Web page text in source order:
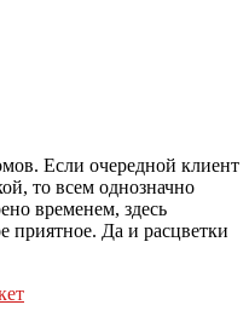
Если очередной клиент
то всем однозначно
временем, здесь
приятное. Да и расцветки